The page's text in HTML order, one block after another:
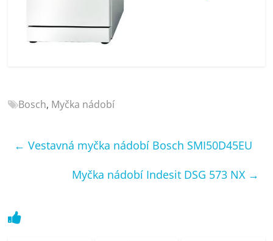
recenze,
pračky,
telefony,
kávovary,
Bosch, Myčka nádobí
← Vestavná myčka nádobí Bosch SMI50D45EU
Myčka nádobí Indesit DSG 573 NX →